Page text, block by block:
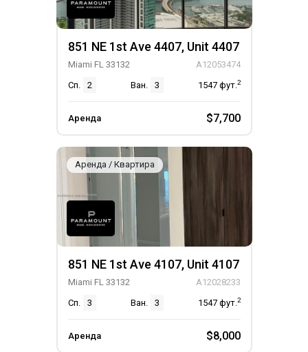
851 NE 1st Ave 4407, Unit 4407
Miami FL 33132
A12053474
Сп.
2 Ван. 3 1547 фут.2
Аренда $7,700
Аренда / Квартира
851 NE 1st Ave 4107, Unit 4107
Miami FL 33132
A12028233
Сп.
3 Ван. 3 1547 фут.2
Аренда $8,000